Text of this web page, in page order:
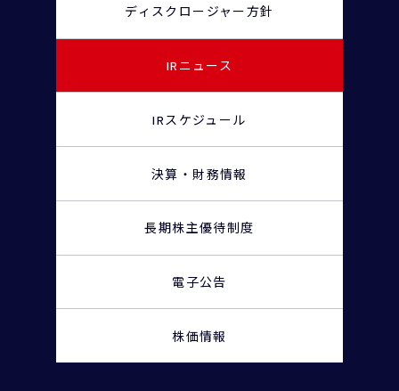
ディスクロージャー方針
IRニュース
IRスケジュール
決算・財務情報
長期株主優待制度
電子公告
株価情報